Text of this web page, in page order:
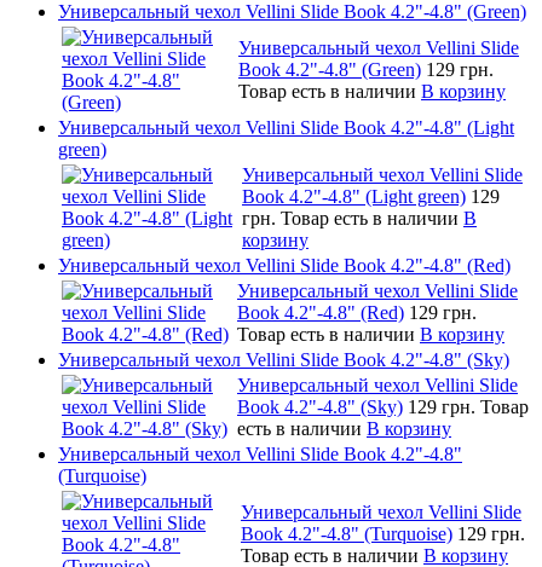
Универсальный чехол Vellini Slide Book 4.2"-4.8" (Green)
Универсальный чехол Vellini Slide
Book 4.2"-4.8" (Green) 129 грн.
Товар есть в наличии В корзину
Универсальный чехол Vellini Slide Book 4.2"-4.8" (Light
green)
Универсальный чехол Vellini Slide
Book 4.2"-4.8" (Light green) 129
грн. Товар есть в наличии В
корзину
Универсальный чехол Vellini Slide Book 4.2"-4.8" (Red)
Универсальный чехол Vellini Slide
Book 4.2"-4.8" (Red) 129 грн.
Товар есть в наличии В корзину
Универсальный чехол Vellini Slide Book 4.2"-4.8" (Sky)
Универсальный чехол Vellini Slide
Book 4.2"-4.8" (Sky) 129 грн. Товар
есть в наличии В корзину
Универсальный чехол Vellini Slide Book 4.2"-4.8"
(Turquoise)
Универсальный чехол Vellini Slide
Book 4.2"-4.8" (Turquoise) 129 грн.
Товар есть в наличии В корзину